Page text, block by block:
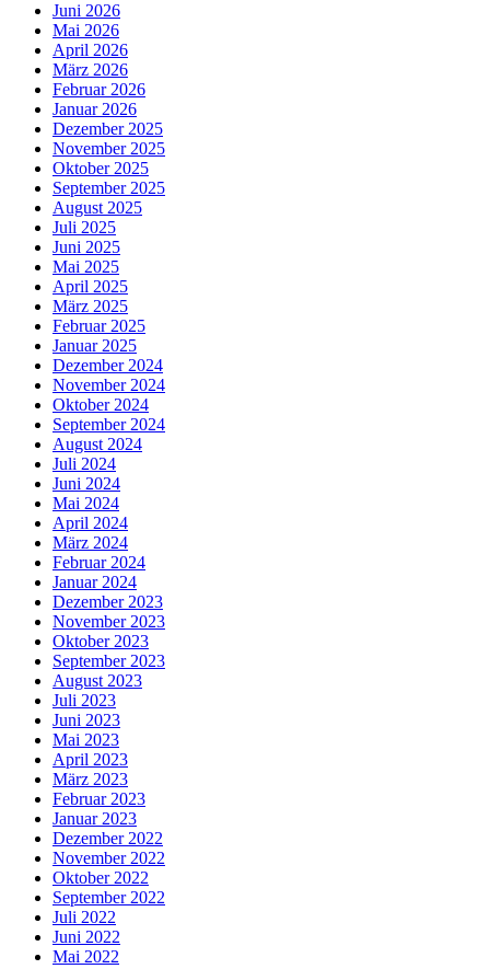
Juni 2026
Mai 2026
April 2026
März 2026
Februar 2026
Januar 2026
Dezember 2025
November 2025
Oktober 2025
September 2025
August 2025
Juli 2025
Juni 2025
Mai 2025
April 2025
März 2025
Februar 2025
Januar 2025
Dezember 2024
November 2024
Oktober 2024
September 2024
August 2024
Juli 2024
Juni 2024
Mai 2024
April 2024
März 2024
Februar 2024
Januar 2024
Dezember 2023
November 2023
Oktober 2023
September 2023
August 2023
Juli 2023
Juni 2023
Mai 2023
April 2023
März 2023
Februar 2023
Januar 2023
Dezember 2022
November 2022
Oktober 2022
September 2022
Juli 2022
Juni 2022
Mai 2022